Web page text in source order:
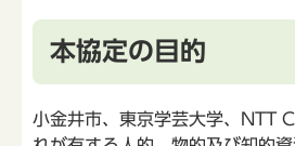
本協定の目的
小金井市、東京学芸大学、NTT